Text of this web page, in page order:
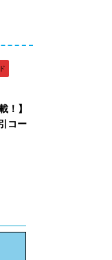
！】
コー